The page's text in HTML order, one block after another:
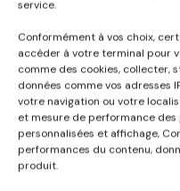
service.
Conformément à vos choix,
accéder à votre terminal pour
comme des cookies, collecter,
données comme vos adresses
votre navigation ou votre
et mesure de performance
personnalisées et affichage,
performances du contenu,
produit.
Published in
AMO CFO/CFA QUAI
D’ORSAY PROJET
– PARIS (75)